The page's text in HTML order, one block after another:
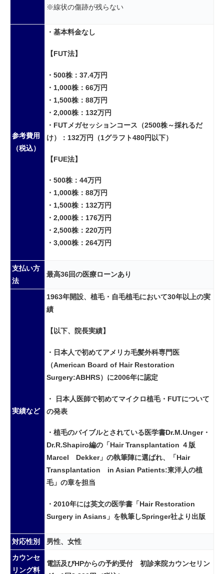
※線状の傷跡が残らない
参考費用
（税込）
・基本料金なし
【FUT法】
・500株：37.4万円
・1,000株：66万円
・1,500株：88万円
・2,000株：132万円
・FUTメガセッションコース（2500株～採れるだ
け）：132万円（1グラフト480円以下）
【FUE法】
・500株：44万円
・1,000株：88万円
・1,500株：132万円
・2,000株：176万円
・2,500株：220万円
・3,000株：264万円
支払い方
法
最高36回の医療ローンあり
実績など
1963年開設、植毛・自毛植毛において30年以上の実
績
【以下、院長実績】
・日本人で初めてアメリカ毛髪外科専門医
（American Board of Hair Restoration
Surgery:ABHRS）に2006年に認定
・ 日本人医師で初めてマイクロ植毛・FUTについて
の発表
・植毛のバイブルとされている医学書Dr.M.Unger・
Dr.R.Shapiro編の「Hair Transplantation ４版
Marcel Dekker」の執筆陣に選ばれ、「Hair
Transplantation in Asian Patients:東洋人の植
毛」の章を担当
・2010年には英文の医学書「Hair Restoration
Surgery in Asians」を執筆しSpringer社より出版
対応性別
男性、女性
カウンセ
リング料
電話及びHPからの予約受付 初診来院カウンセリン